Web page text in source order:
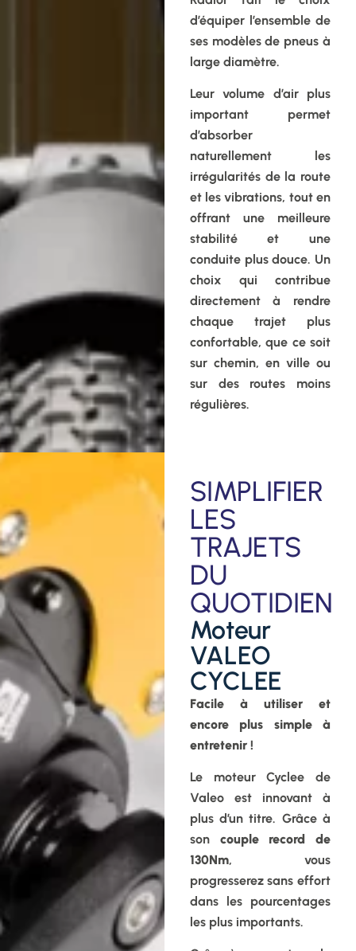
d’équiper l’ensemble de
ses modèles de pneus à
large diamètre.
Leur volume d’air plus
important permet
d’absorber
naturellement les
irrégularités de la route
et les vibrations, tout en
offrant une meilleure
stabilité et une
conduite plus douce. Un
choix qui contribue
directement à rendre
chaque trajet plus
confortable, que ce soit
sur chemin, en ville ou
sur des routes moins
régulières.
SIMPLIFIER
LES
TRAJETS
DU
QUOTIDIEN
Moteur
VALEO
CYCLEE
Facile à utiliser et
encore plus simple à
entretenir !
Le moteur Cyclee de
Valeo est innovant à
plus d’un titre. Grâce à
son couple record de
130Nm, vous
progresserez sans effort
dans les pourcentages
les plus importants.